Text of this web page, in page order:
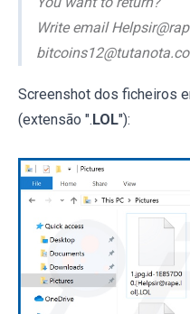
Write email
Screenshot dos ficheiros
(extensão ". LOL"):